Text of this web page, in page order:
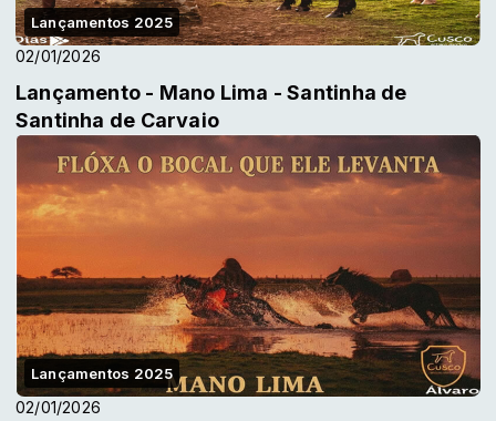
Lançamentos 2025
02/01/2026
Lançamento - Mano Lima - Santinha de
Santinha de Carvaio
Lançamentos 2025
02/01/2026